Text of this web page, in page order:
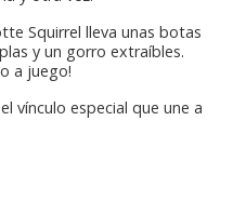
Squirrel lleva unas botas
y un gorro extraíbles.
a juego!
vínculo especial que une a